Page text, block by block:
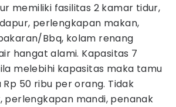
memiliki fasilitas 2 kamar tidur,
perlengkapan makan,
Bbq, kolam renang
hangat alami. Kapasitas 7
melebihi kapasitas maka tamu
50 ribu per orang. Tidak
perlengkapan mandi, penanak